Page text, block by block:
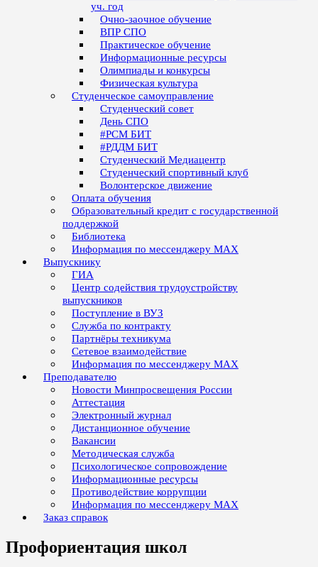
уч. год
Очно-заочное обучение
ВПР СПО
Практическое обучение
Информационные ресурсы
Олимпиады и конкурсы
Физическая культура
Студенческое самоуправление
Студенческий совет
День СПО
#РСМ БИТ
#РДДМ БИТ
Студенческий Медиацентр
Студенческий спортивный клуб
Волонтерское движение
Оплата обучения
Образовательный кредит с государственной
поддержкой
Библиотека
Информация по мессенджеру MAX
Выпускнику
ГИА
Центр содействия трудоустройству
выпускников
Поступление в ВУЗ
Служба по контракту
Партнёры техникума
Сетевое взаимодействие
Информация по мессенджеру MAX
Преподавателю
Новости Минпросвещения России
Аттестация
Электронный журнал
Дистанционное обучение
Вакансии
Методическая служба
Психологическое сопровождение
Информационные ресурсы
Противодействие коррупции
Информация по мессенджеру MAX
Заказ справок
Профориентация школ